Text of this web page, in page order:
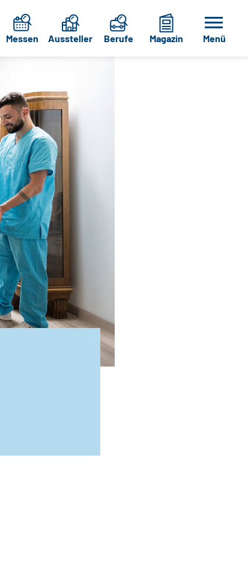
Messen Aussteller Berufe Magazin Menü